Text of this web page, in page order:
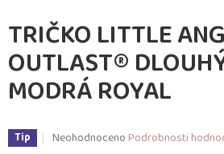
TRIČKO LITTLE
OUTLAST®
MODRÁ ROYAL
Tip
Průměrné
NeohodnocenoPodrobnosti